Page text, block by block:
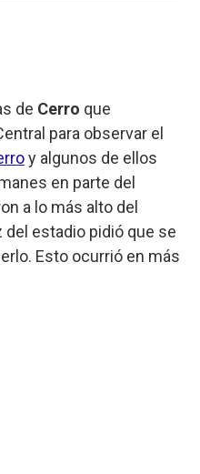
de Cerro que
para observar el
y algunos de ellos
en parte del
a lo más alto del
del estadio pidió que se
Esto ocurrió en más